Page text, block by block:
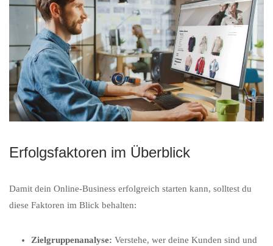
Erfolgsfaktoren im Überblick
Damit dein Online-Business erfolgreich starten kann, solltest du
diese Faktoren im Blick behalten:
Zielgruppenanalyse: Verstehe, wer deine Kunden sind und